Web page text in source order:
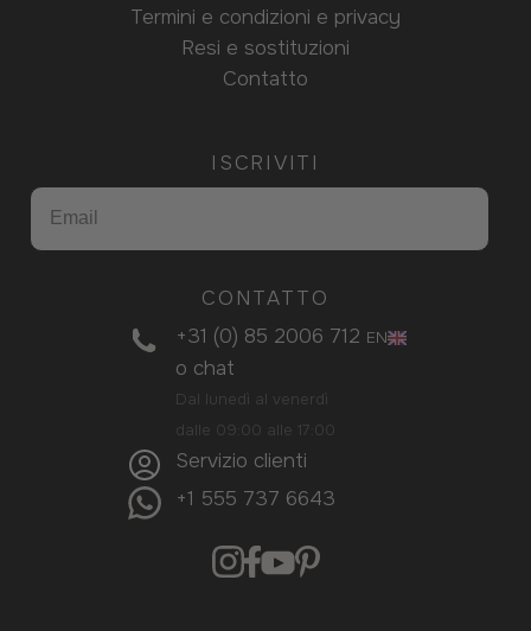
Termini e condizioni e privacy
Resi e sostituzioni
Contatto
ISCRIVITI
CONTATTO
+31 (0) 85 2006 712 EN
o chat
Dal lunedì al venerdì
dalle 09:00 alle 17:00
Servizio clienti
+1 555 737 6643